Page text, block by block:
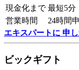
現金化まで 最短5分
営業時間
24時間
エキスパートに 申
ビックギフト